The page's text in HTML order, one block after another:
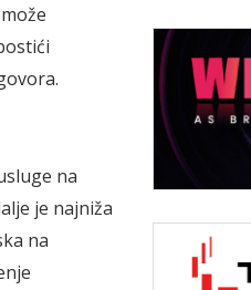
na
je najniža
na